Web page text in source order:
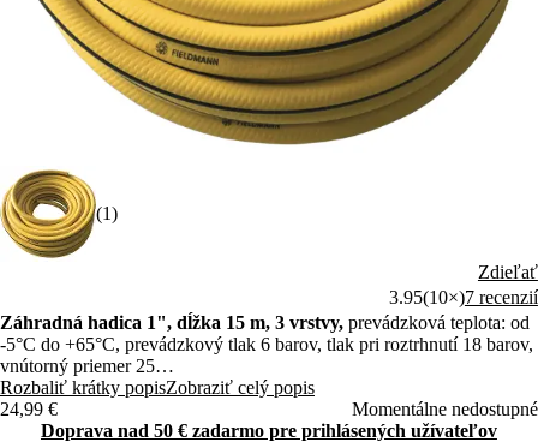
(1)
Zdieľať
3.95(10×)7 recenzií
Záhradná hadica 1", dĺžka 15 m, 3 vrstvy, prevádzková teplota: od
-5°C do +65°C, prevádzkový tlak 6 barov, tlak pri roztrhnutí 18 barov,
vnútorný priemer 25
mm, vonkajší priemer 30 mm
Rozbaliť krátky popisZobraziť celý popis
24,99 €
Momentálne nedostupné
Doprava nad 50 € zadarmo pre prihlásených užívateľov